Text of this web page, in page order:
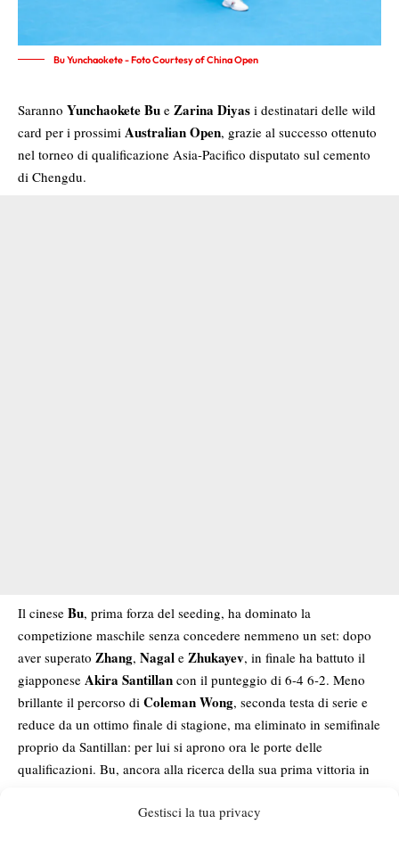
Gestisci la tua privacy
Bu Yunchaokete - Foto Courtesy of China Open
Saranno Yunchaokete Bu e Zarina Diyas i destinatari delle wild
card per i prossimi Australian Open, grazie al successo ottenuto
nel torneo di qualificazione Asia-Pacifico disputato sul cemento
di Chengdu.
Il cinese Bu, prima forza del seeding, ha dominato la
competizione maschile senza concedere nemmeno un set: dopo
aver superato Zhang, Nagal e Zhukayev, in finale ha battuto il
giapponese Akira Santillan con il punteggio di 6-4 6-2. Meno
brillante il percorso di Coleman Wong, seconda testa di serie e
reduce da un ottimo finale di stagione, ma eliminato in semifinale
proprio da Santillan: per lui si aprono ora le porte delle
qualificazioni. Bu, ancora alla ricerca della sua prima vittoria in
un’annata opaca che lo ha visto scivolare fuori dalla Top 100.